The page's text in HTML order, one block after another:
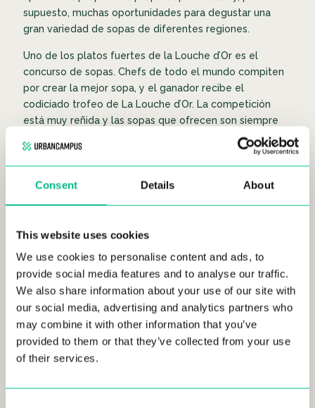
Consent Details About
This website uses cookies
We use cookies to personalise content and ads, to
provide social media features and to analyse our traffic.
We also share information about your use of our site with
our social media, advertising and analytics partners who
may combine it with other information that you’ve
provided to them or that they’ve collected from your use
of their services.
supuesto, muchas oportunidades para degustar una
gran variedad de sopas de diferentes regiones.
Uno de los platos fuertes de la Louche d’Or es el
concurso de sopas. Chefs de todo el mundo compiten
por crear la mejor sopa, y el ganador recibe el
codiciado trofeo de La Louche d’Or. La competición
está muy reñida y las sopas que ofrecen son siempre
¿No quieres pasarte el día comiendo sopa? No te
preocupes, también hay muchas otras opciones de
gratuitos con artistas locales y otras actividades.
Uno de los principales atractivos de La Louche d’Or es
su ambiente agradable y acogedor. El festival atrae a
un público muy diverso, desde familias hasta los
propios colivers deUrban Campus Saint So’ Lille
Coliving.